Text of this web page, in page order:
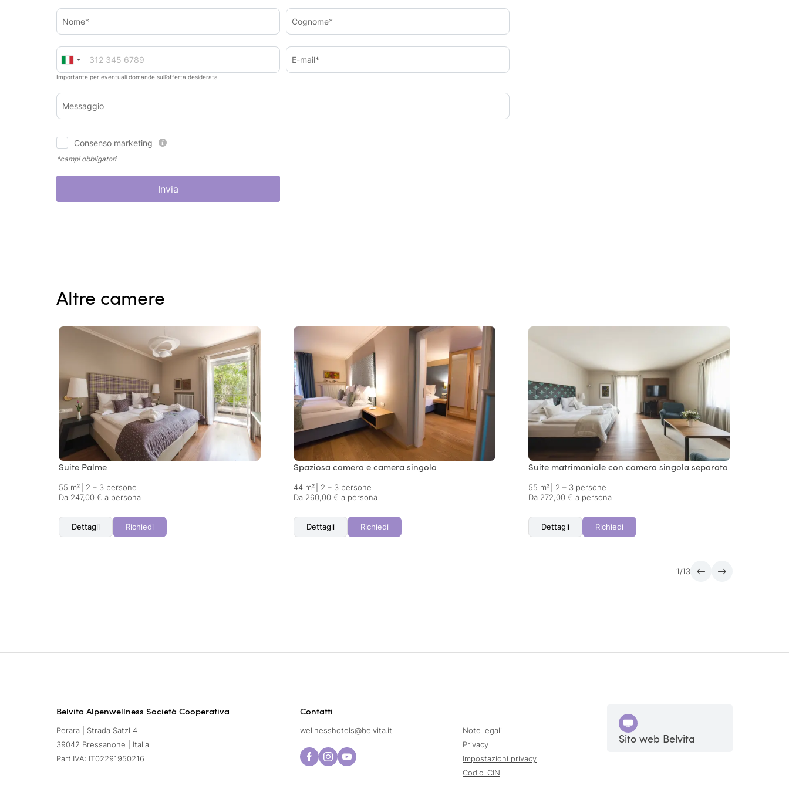
Nome* Cognome*
Importante per eventuali domande sull’offerta desiderata
E-mail*
Messaggio
Consenso marketing
*campi obbligatori
Invia
Altre camere
Suite Palme
55 m²
2 – 3 persone
Da 247,00 € a persona
Dettagli Richiedi
Spaziosa camera e camera singola
44 m²
2 – 3 persone
Da 260,00 € a persona
Dettagli Richiedi
Suite matrimoniale con camera singola separata
55 m²
2 – 3 persone
Da 272,00 € a persona
Dettagli Richiedi
1 /13
Belvita Alpenwellness Società Cooperativa
Perara | Strada Satzl 4
39042 Bressanone | Italia
Part.IVA: IT02291950216
Contatti
wellnesshotels@belvita.it
Note legali
Privacy
Impostazioni privacy
Codici CIN
Sito web Belvita